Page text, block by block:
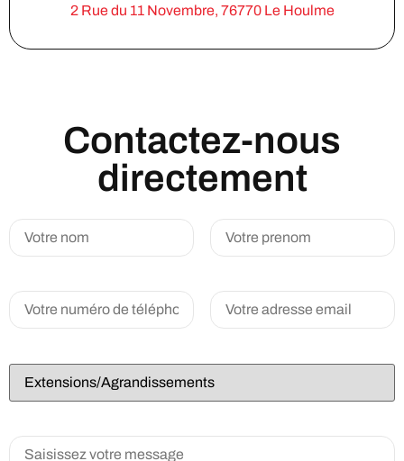
2 Rue du 11 Novembre, 76770 Le Houlme
Contactez-nous
directement